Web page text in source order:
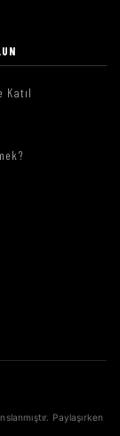
Katıl
Paylaşırken